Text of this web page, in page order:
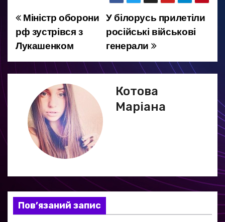
Н
а
в
я
з
У білорусь прилетіли
російські військові
генерали
Міністр оборони
рф зустрівся з
Лукашенком
Котова
Маріана
Пов’язаний запис